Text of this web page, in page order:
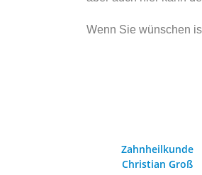
Wenn Sie wünschen
Zahnheilkunde
Christian Groß